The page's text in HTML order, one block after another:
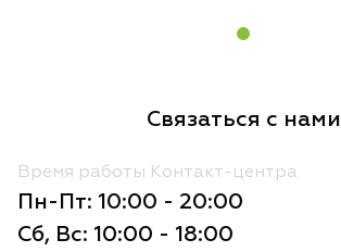
Связаться с нами
Время работы Контакт-центра
Пн-Пт: 10:00 - 20:00
Сб, Вс: 10:00 - 18:00